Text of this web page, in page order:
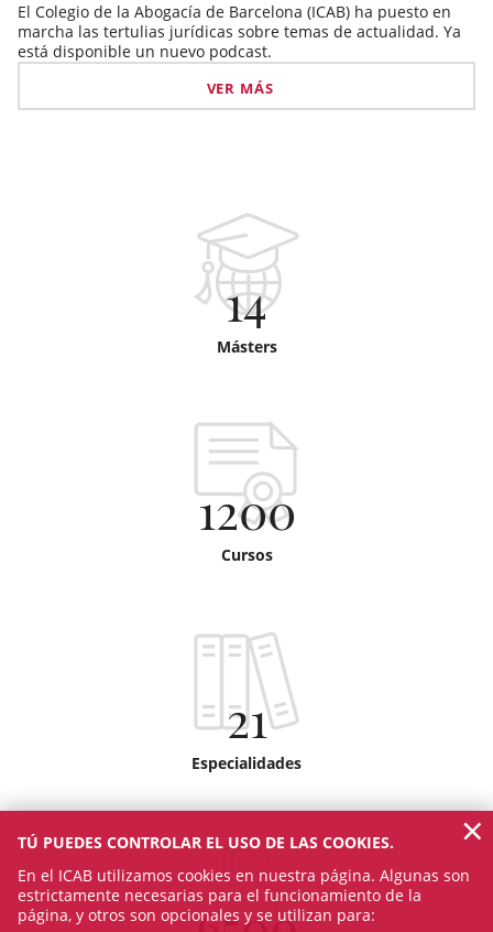
El Colegio de la Abogacía de Barcelona (ICAB) ha puesto en
marcha las tertulias jurídicas sobre temas de actualidad. Ya
está disponible un nuevo podcast.
VER MÁS
14
Másters
1200
Cursos
21
Especialidades
TÚ PUEDES CONTROLAR EL USO DE LAS COOKIES.
En el ICAB utilizamos cookies en nuestra página. Algunas son
estrictamente necesarias para el funcionamiento de la
página, y otros son opcionales y se utilizan para:
×